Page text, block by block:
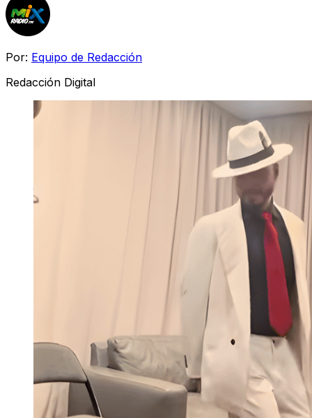
Por: Equipo de Redacción
Redacción Digital